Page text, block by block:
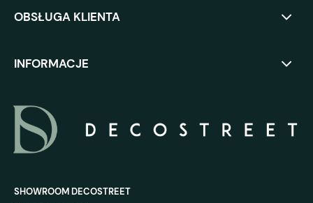
OBSŁUGA KLIENTA
INFORMACJE
SHOWROOM DECOSTREET